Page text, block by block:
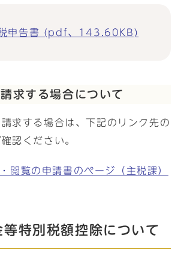
申告書 (pdf、143.60KB)
求する場合について
求する場合は、下記のリンク先の
認ください。
閲覧の申請書のページ（主税課）
特別税額控除について